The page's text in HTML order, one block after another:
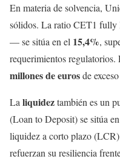
En materia de solvencia,
sólidos. La ratio CET1
— se sitúa en el 15,4%,
requerimientos regulatorios.
millones de eurosde
La liquideztambién es un
(Loan to Deposit) se sitúa
liquidez a corto plazo
refuerzan su resiliencia